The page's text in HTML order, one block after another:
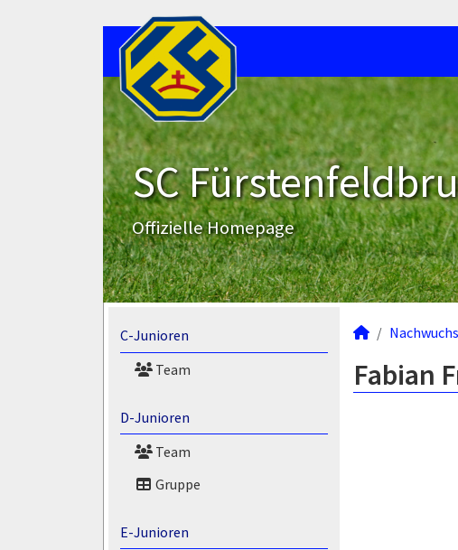
SC
Offizielle Homepage
C-Junioren
Team
D-Junioren
Team
Gruppe
E-Junioren
Nachwuchs
Fabian